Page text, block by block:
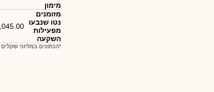
מימון
מזומנים
נטו שנבעו
מפעילות
השקעה
*הנתונים במליוני שקלים